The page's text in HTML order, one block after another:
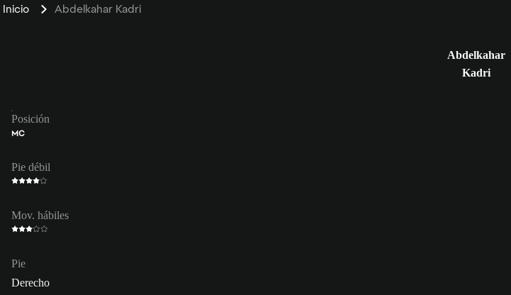
Inicio Abdelkahar Kadri
Abdelkahar
Kadri
Posición
MC
Pie débil
Mov. hábiles
Pie
Derecho